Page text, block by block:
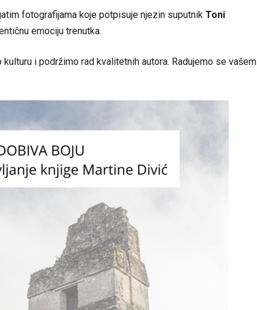
fotografijama koje potpisuje njezin suputnik Toni
emociju trenutka.
i podržimo rad kvalitetnih autora. Radujemo se vašem